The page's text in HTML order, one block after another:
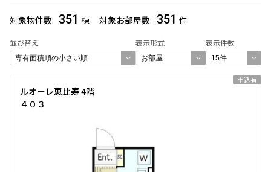
対象物件数 351 棟 対象お部屋数 351 件
並び替え 表示形式 表示件数
恵比寿・代官山・広尾
(351)
選び方を変更する
351
お部屋を再検索
ルオーレ恵比寿 4階
４０３
申込有